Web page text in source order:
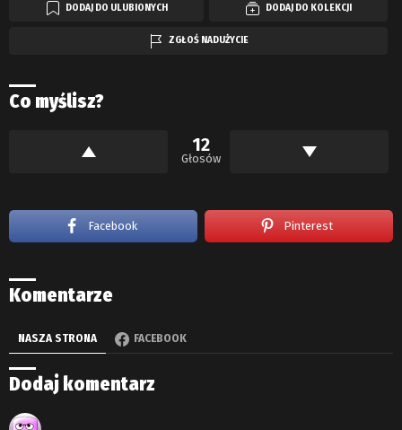
DODAJ DO ULUBIONYCH DODAJ DO KOLEKCJI
ZGŁOŚ NADUŻYCIE
Co myślisz?
12
Głosów
Facebook Pinterest
Komentarze
NASZA STRONA FACEBOOK
Dodaj komentarz